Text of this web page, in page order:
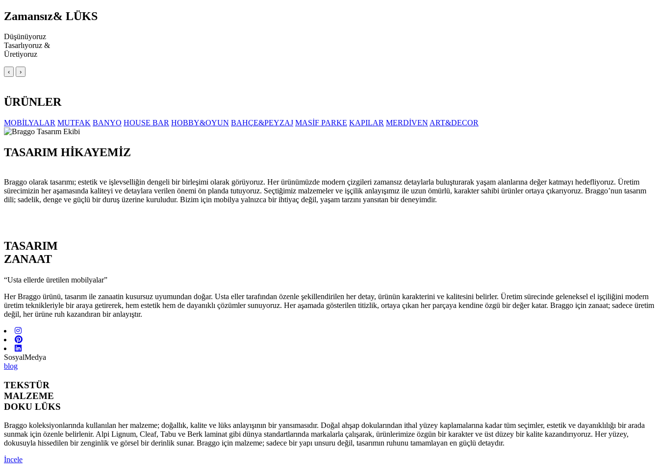
Zamansız& LÜKS
Düşünüyoruz
Tasarlıyoruz &
Üretiyoruz
‹ ›
ÜRÜNLER
MOBİLYALAR MUTFAK BANYO HOUSE BAR HOBBY&OYUN BAHÇE&PEYZAJ MASİF PARKE KAPILAR MERDİVEN ART&DECOR
TASARIM HİKAYEMİZ
Braggo olarak tasarımı; estetik ve işlevselliğin dengeli bir birleşimi olarak görüyoruz. Her ürünümüzde modern çizgileri zamansız detaylarla buluşturarak yaşam alanlarına değer katmayı hedefliyoruz. Üretim
sürecimizin her aşamasında kaliteyi ve detaylara verilen önemi ön planda tutuyoruz. Seçtiğimiz malzemeler ve işçilik anlayışımız ile uzun ömürlü, karakter sahibi ürünler ortaya çıkarıyoruz. Braggo’nun tasarım
dili; sadelik, denge ve güçlü bir duruş üzerine kuruludur. Bizim için mobilya yalnızca bir ihtiyaç değil, yaşam tarzını yansıtan bir deneyimdir.
TASARIM
ZANAAT
“Usta ellerde üretilen mobilyalar”
Her Braggo ürünü, tasarım ile zanaatin kusursuz uyumundan doğar. Usta eller tarafından özenle şekillendirilen her detay, ürünün karakterini ve kalitesini belirler. Üretim sürecinde geleneksel el işçiliğini modern
üretim teknikleriyle bir araya getirerek, hem estetik hem de dayanıklı çözümler sunuyoruz. Her aşamada gösterilen titizlik, ortaya çıkan her parçaya kendine özgü bir değer katar. Braggo için zanaat; sadece üretim
değil, her ürüne ruh kazandıran bir anlayıştır.
SosyalMedya
blog
TEKSTÜR
MALZEME
DOKU LÜKS
Braggo koleksiyonlarında kullanılan her malzeme; doğallık, kalite ve lüks anlayışının bir yansımasıdır. Doğal ahşap dokularından ithal yüzey kaplamalarına kadar tüm seçimler, estetik ve dayanıklılığı bir arada
sunmak için özenle belirlenir. Alpi Lignum, Cleaf, Tabu ve Berk laminat gibi dünya standartlarında markalarla çalışarak, ürünlerimize özgün bir karakter ve üst düzey bir kalite kazandırıyoruz. Her yüzey,
dokusuyla hissedilen bir zenginlik ve görsel bir derinlik sunar. Braggo için malzeme; sadece bir yapı unsuru değil, tasarımın ruhunu tamamlayan en güçlü detaydır.
İncele